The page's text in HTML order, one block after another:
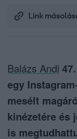
Link
Balázs Andi
egy
mesélt
kinézetére és
is